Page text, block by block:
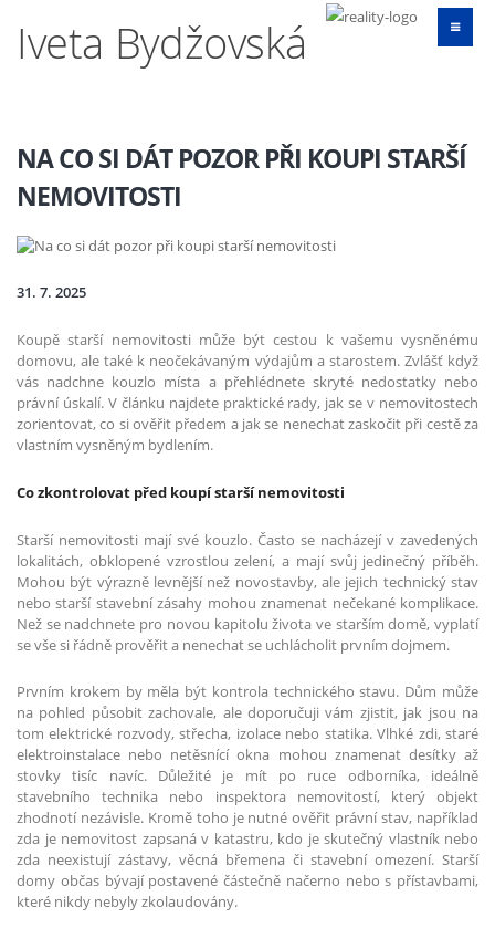
Iveta Bydžovská
NA CO SI DÁT POZOR PŘI KOUPI STARŠÍ
NEMOVITOSTI
31. 7. 2025
Koupě starší nemovitosti může být cestou k vašemu vysněnému
domovu, ale také k neočekávaným výdajům a starostem. Zvlášť když
vás nadchne kouzlo místa a přehlédnete skryté nedostatky nebo
právní úskalí. V článku najdete praktické rady, jak se v nemovitostech
zorientovat, co si ověřit předem a jak se nenechat zaskočit při cestě za
vlastním vysněným bydlením.
Co zkontrolovat před koupí starší nemovitosti
Starší nemovitosti mají své kouzlo. Často se nacházejí v zavedených
lokalitách, obklopené vzrostlou zelení, a mají svůj jedinečný příběh.
Mohou být výrazně levnější než novostavby, ale jejich technický stav
nebo starší stavební zásahy mohou znamenat nečekané komplikace.
Než se nadchnete pro novou kapitolu života ve starším domě, vyplatí
se vše si řádně prověřit a nenechat se uchlácholit prvním dojmem.
Prvním krokem by měla být kontrola technického stavu. Dům může
na pohled působit zachovale, ale doporučuji vám zjistit, jak jsou na
tom elektrické rozvody, střecha, izolace nebo statika. Vlhké zdi, staré
elektroinstalace nebo netěsnící okna mohou znamenat desítky až
stovky tisíc navíc. Důležité je mít po ruce odborníka, ideálně
stavebního technika nebo inspektora nemovitostí, který objekt
zhodnotí nezávisle. Kromě toho je nutné ověřit právní stav, například
zda je nemovitost zapsaná v katastru, kdo je skutečný vlastník nebo
zda neexistují zástavy, věcná břemena či stavební omezení. Starší
domy občas bývají postavené částečně načerno nebo s přístavbami,
které nikdy nebyly zkolaudovány.